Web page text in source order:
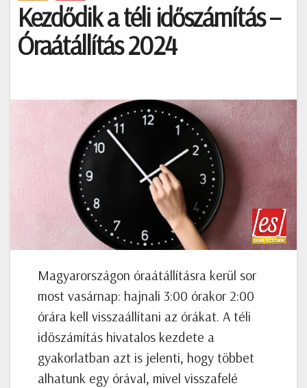
Kezdődik a téli időszámítás –
Óraátállítás 2024
Magyarországon óraátállításra kerül sor
most vasárnap: hajnali 3:00 órakor 2:00
órára kell visszaállítani az órákat. A téli
időszámítás hivatalos kezdete a
gyakorlatban azt is jelenti, hogy többet
alhatunk egy órával, mivel visszafelé